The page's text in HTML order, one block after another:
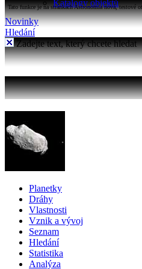
Katalogy objektů
Tato funkce je na stránkách Astronomia nová, testové
Novinky
Hledání
Zadejte text, který chcete hledat
Planetky
Dráhy
Vlastnosti
Vznik a vývoj
Seznam
Hledání
Statistika
Analýza